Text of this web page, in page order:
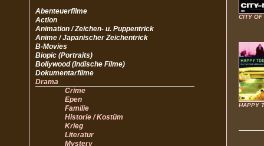
Abenteuerfilme
Action
Animation / Zeichen- u. Puppentrick
Anime / Japanischer Zeichentrick
B-Movies
Biopic (Portraits)
Bollywood (Indische Filme)
Dokumentarfilme
Drama
Crime
Epen
Familie
Historie / Kostüm
Krieg
Literatur
Mystery
CITY OF
HAPPY